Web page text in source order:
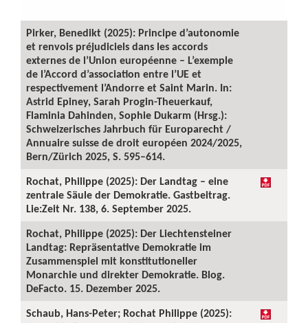
Pirker, Benedikt (2025): Principe d’autonomie
et renvois préjudiciels dans les accords
externes de l’Union européenne – L’exemple
de l’Accord d’association entre l’UE et
respectivement l’Andorre et Saint Marin. In:
Astrid Epiney, Sarah Progin-Theuerkauf,
Flaminia Dahinden, Sophie Dukarm (Hrsg.):
Schweizerisches Jahrbuch für Europarecht /
Annuaire suisse de droit européen 2024/2025,
Bern/Zürich 2025, S. 595–614.
Rochat, Philippe (2025): Der Landtag – eine
zentrale Säule der Demokratie. Gastbeitrag.
Lie:Zeit Nr. 138, 6. September 2025.
Rochat, Philippe (2025): Der Liechtensteiner
Landtag: Repräsentative Demokratie im
Zusammenspiel mit konstitutioneller
Monarchie und direkter Demokratie. Blog.
DeFacto. 15. Dezember 2025.
Schaub, Hans-Peter; Rochat Philippe (2025):